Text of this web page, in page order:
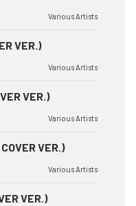
Various Artists
VER.)
Various Artists
VER.)
Various Artists
VER.)
Various Artists
VER.)